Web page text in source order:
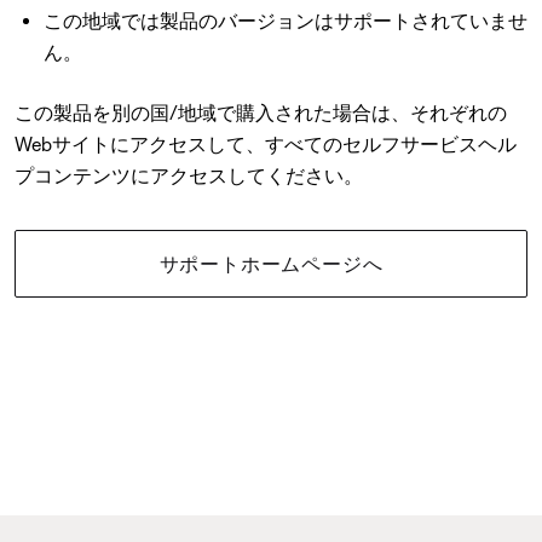
この地域では製品のバージョンはサポートされていませ
ん。
この製品を別の国/地域で購入された場合は、それぞれの
Webサイトにアクセスして、すべてのセルフサービスヘル
プコンテンツにアクセスしてください。
サポートホームページへ